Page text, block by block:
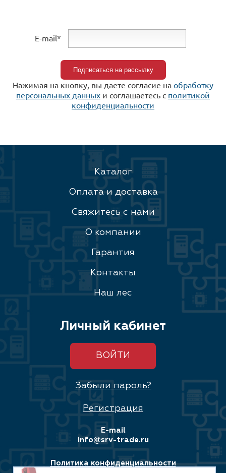
E-mail*
Нажимая на кнопку, вы даете согласие на обработку
персональных данных и соглашаетесь c политикой
конфиденциальности
Каталог
Оплата и доставка
Свяжитесь с нами
О компании
Гарантия
Контакты
Наш лес
Личный кабинет
ВОЙТИ
Забыли пароль?
Регистрация
E-mail
info@srv-trade.ru
Политика конфиденциальности